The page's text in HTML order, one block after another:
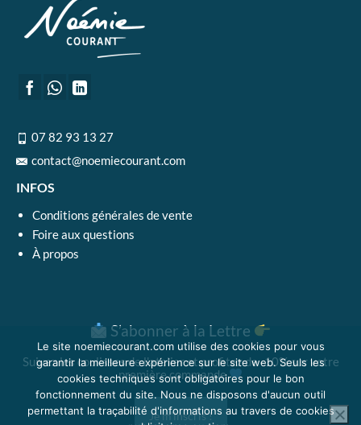
07 82 93 13 27
contact@noemiecourant.com
INFOS
Conditions générales de vente
Foire aux questions
À propos
S’abonner à la Lettre
Suivez les coulisses de l'atelier et profitez de -10% sur votre
première commande
Je m'inscris !
Le site noemiecourant.com utilise des cookies pour vous
garantir la meilleure expérience sur le site web. Seuls les
cookies techniques sont obligatoires pour le bon
fonctionnement du site. Nous ne disposons d'aucun outil
permettant la traçabilité d'informations au travers de cookies